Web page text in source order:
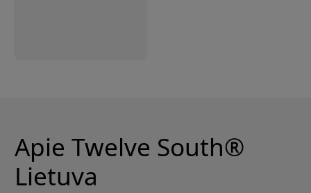
Apie Twelve South®
Lietuva